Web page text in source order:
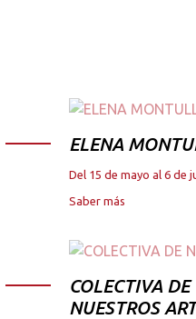
ELENA
Del 15 de mayo al 6 de
Saber más
COLECTIVA DE
NUESTROS